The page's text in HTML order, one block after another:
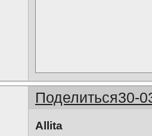
Поделиться30-
Allita